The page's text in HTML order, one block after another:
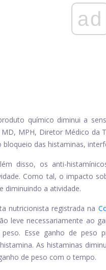
ad
químico diminui a
MD, MPH, Diretor Médico da
das histaminas,
disso, os anti-
Como tal, o impacto
diminuindo a atividade.
nutricionista registrada na
leve necessariamente ao
Esse ganho de peso
As histaminas
de peso com o tempo.